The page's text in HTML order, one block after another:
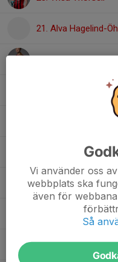
21. Alva Hagelind-
26. Elvira Larsson
27. Adele Richards
28. Ella Wikner
Bianca Blombäck
Daisy Wittig
Maria Makdisi-Somi
Vi använder oss
webbplats ska
även för
Så